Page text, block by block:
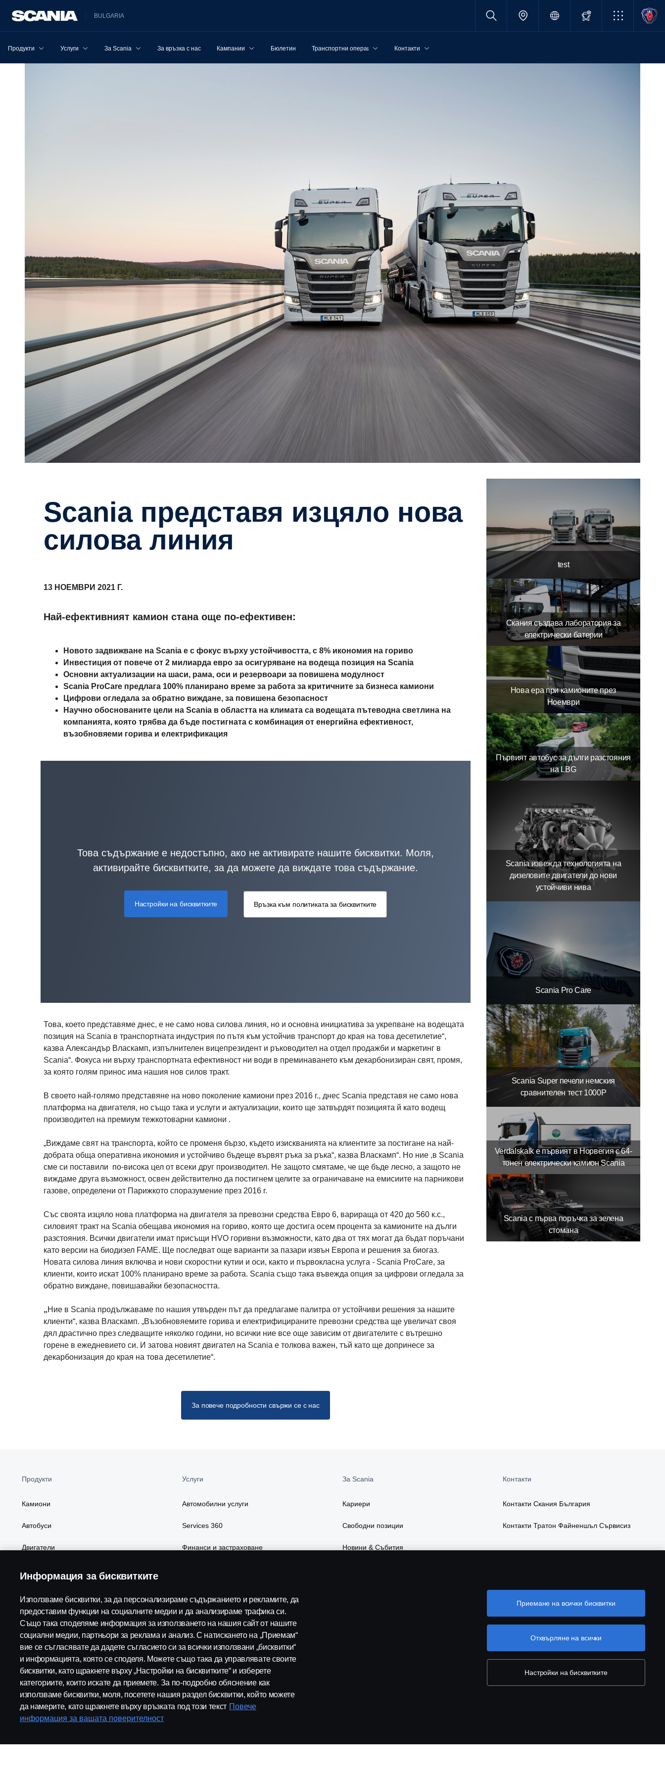
BULGARIA
Продукти Услуги За Scania За връзка с нас Кампании Бюлетин Транспортни операции Контакти
Scania представя изцяло нова
силова линия
13 НОЕМВРИ 2021 Г.
Най-ефективният камион стана още по-ефективен:
Новото задвижване на Scania е с фокус върху устойчивостта, с 8% икономия на гориво
Инвестиция от повече от 2 милиарда евро за осигуряване на водеща позиция на Scania
Основни актуализации на шаси, рама, оси и резервоари за повишена модулност
Scania ProCare предлага 100% планирано време за работа за критичните за бизнеса камиони
Цифрови огледала за обратно виждане, за повишена безопасност
Научно обоснованите цели на Scania в областта на климата са водещата пътеводна светлина на
компанията, която трябва да бъде постигната с комбинация от енергийна ефективност,
възобновяеми горива и електрификация
Това съдържание е недостъпно, ако не активирате нашите бисквитки. Моля,
активирайте бисквитките, за да можете да виждате това съдържание.
Настройки на бисквитките Връзка към политиката за бисквитките
Това, което представяме днес, е не само нова силова линия, но и основна инициатива за укрепване на водещата
позиция на Scania в транспортната индустрия по пътя към устойчив транспорт до края на това десетилетие“,
казва Александър Власкамп, изпълнителен вицепрезидент и ръководител на отдел продажби и маркетинг в
Scania“. Фокуса ни върху транспортната ефективност ни води в преминаването към декарбонизиран свят, промя,
за която голям принос има нашия нов силов тракт.
В своето най-голямо представяне на ново поколение камиони през 2016 г., днес Scania представя не само нова
платформа на двигателя, но също така и услуги и актуализации, които ще затвърдят позицията й като водещ
производител на премиум тежкотоварни камиони .
„Виждаме свят на транспорта, който се променя бързо, където изискванията на клиентите за постигане на най-
добрата обща оперативна икономия и устойчиво бъдеще вървят ръка за ръка“, казва Власкамп“. Но ние ,в Scania
сме си поставили по-висока цел от всеки друг производител. Не защото смятаме, че ще бъде лесно, а защото не
виждаме друга възможност, освен действително да постигнем целите за ограничаване на емисиите на парникови
газове, определени от Парижкото споразумение през 2016 г.
Със своята изцяло нова платформа на двигателя за превозни средства Евро 6, варираща от 420 до 560 к.с.,
силовият тракт на Scania обещава икономия на гориво, която ще достига осем процента за камионите на дълги
разстояния. Всички двигатели имат присъщи HVO горивни възможности, като два от тях могат да бъдат поръчани
като версии на биодизел FAME. Ще последват още варианти за пазари извън Европа и решения за биогаз.
Новата силова линия включва и нови скоростни кутии и оси, както и първокласна услуга - Scania ProCare, за
клиенти, които искат 100% планирано време за работа. Scania също така въвежда опция за цифрови огледала за
обратно виждане, повишавайки безопасността.
„Ние в Scania продължаваме по нашия утвърден път да предлагаме палитра от устойчиви решения за нашите
клиенти“, казва Власкамп. „Възобновяемите горива и електрифицираните превозни средства ще увеличат своя
дял драстично през следващите няколко години, но всички ние все още зависим от двигателите с вътрешно
горене в ежедневието си. И затова новият двигател на Scania е толкова важен, тъй като ще допринесе за
декарбонизация до края на това десетилетие“.
За повече подробности свържи се с нас
test
Скания създава лаборатория за
електрически батерии
Нова ера при камионите през
Ноември
Първият автобус за дълги разстояния
на LBG
Scania извежда технологията на
дизеловите двигатели до нови
устойчиви нива
Scania Pro Care
Scania Super печели немския
сравнителен тест 1000P
Verdalskalk е първият в Норвегия с 64-
тонен електрически камион Scania
Scania с първа поръчка за зелена
стомана
Продукти
Камиони
Автобуси
Двигатели
Услуги
Автомобилни услуги
Services 360
Финанси и застраховане
За Scania
Кариери
Свободни позиции
Новини & Събития
Контакти
Контакти Скания България
Контакти Тратон Файненшъл Сървисиз
Scania in Your Region: Bulgaria
Правна информация Уведомление за поверителност Контакти Whistleblowing
Информация за бисквитките
Използваме бисквитки, за да персонализираме съдържанието и рекламите, да
предоставим функции на социалните медии и да анализираме трафика си.
Също така споделяме информация за използването на нашия сайт от нашите
социални медии, партньори за реклама и анализ. С натискането на „Приемам“
вие се съгласявате да дадете съгласието си за всички използвани „бисквитки“
и информацията, която се споделя. Можете също така да управлявате своите
бисквитки, като щракнете върху „Настройки на бисквитките“ и изберете
категориите, които искате да приемете. За по-подробно обяснение как
използваме бисквитки, моля, посетете нашия раздел бисквитки, който можете
да намерите, като щракнете върху връзката под този текст Повече
информация за вашата поверителност
Настройки на бисквитките
Отхвърляне на всички
Приемане на всички бисквитки